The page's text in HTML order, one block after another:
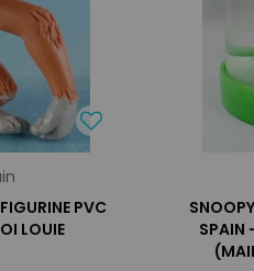
PVC
LOUIE
SPAIN